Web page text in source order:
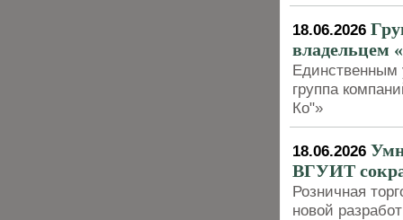
18.06.2026
владельцем
Единственным
группа
Ко"»
18.06.2026
ВГУИТ
Розничная
новой